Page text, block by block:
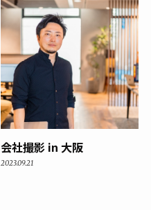
会社撮影 in 大阪
2023.09.21